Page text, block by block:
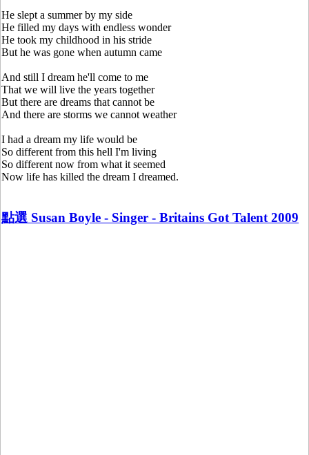
He slept a summer by my side
He filled my days with endless wonder
He took my childhood in his stride
But he was gone when autumn came
And still I dream he'll come to me
That we will live the years together
But there are dreams that cannot be
And there are storms we cannot weather
I had a dream my life would be
So different from this hell I'm living
So different now from what it seemed
Now life has killed the dream I dreamed.
點選 Susan Boyle - Singer - Britains Got Talent 2009